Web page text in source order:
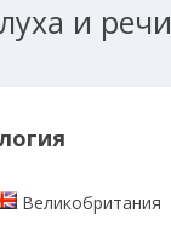
и речи
Великобритания